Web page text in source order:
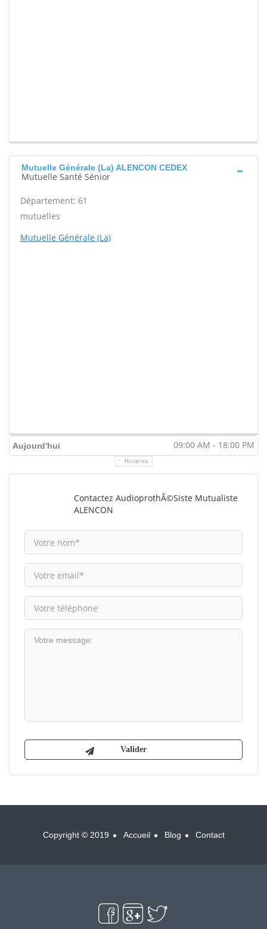
Mutuelle Générale (La) ALENCON CEDEX
Mutuelle Santé Sénior
Département: 61
mutuelles
Mutuelle Générale (La)
Aujourd'hui 09:00 AM - 18:00 PM
Horaires
Contactez AudioprothÃ©siste Mutualiste
ALENCON
Copyright © 2019 Accueil Blog Contact